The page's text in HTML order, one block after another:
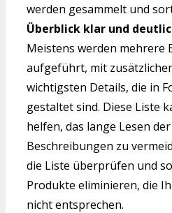
werden gesammelt und
Überblick klar und
Meistens werden mehrere
aufgeführt, mit
wichtigsten Details, die in
gestaltet sind. Diese Liste
helfen, das lange Lesen
Beschreibungen zu
die Liste überprüfen und
Produkte eliminieren, die
nicht entsprechen.